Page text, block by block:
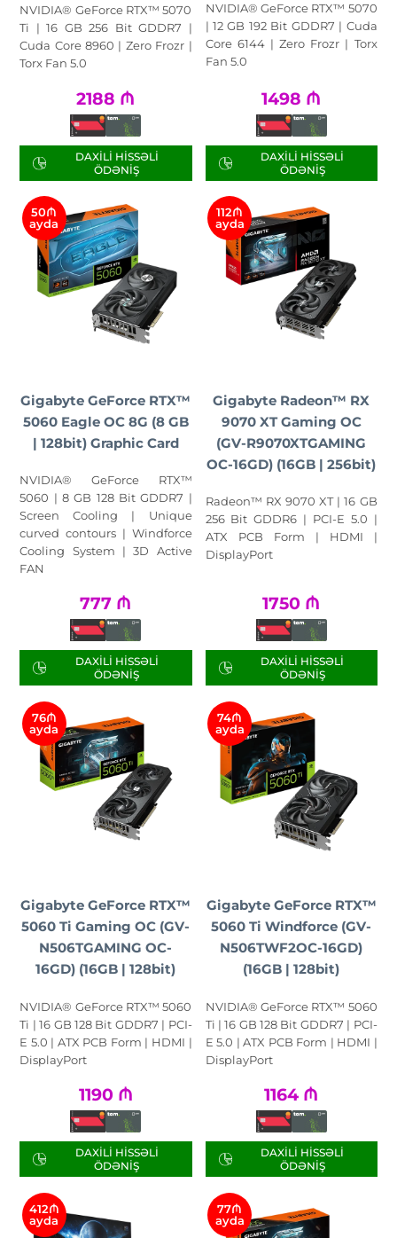
NVIDIA® GeForce RTX™ 5070
Ti | 16 GB 256 Bit GDDR7 |
Cuda Core 8960 | Zero Frozr |
Torx Fan 5.0
2188 ₼
DAXILI HISSƏLI
ÖDƏNIŞ
NVIDIA® GeForce RTX™ 5070
| 12 GB 192 Bit GDDR7 | Cuda
Core 6144 | Zero Frozr | Torx
Fan 5.0
1498 ₼
DAXILI HISSƏLI
ÖDƏNIŞ
50₼
ayda
Gigabyte GeForce RTX™
5060 Eagle OC 8G (8 GB
| 128bit) Graphic Card
NVIDIA® GeForce RTX™
5060 | 8 GB 128 Bit GDDR7 |
Screen Cooling | Unique
curved contours | Windforce
Cooling System | 3D Active
FAN
777 ₼
DAXILI HISSƏLI
ÖDƏNIŞ
112₼
ayda
Gigabyte Radeon™ RX
9070 XT Gaming OC
(GV-R9070XTGAMING
OC-16GD) (16GB | 256bit)
Radeon™ RX 9070 XT | 16 GB
256 Bit GDDR6 | PCI-E 5.0 |
ATX PCB Form | HDMI |
DisplayPort
1750 ₼
DAXILI HISSƏLI
ÖDƏNIŞ
76₼
ayda
Gigabyte GeForce RTX™
5060 Ti Gaming OC (GV-
N506TGAMING OC-
16GD) (16GB | 128bit)
NVIDIA® GeForce RTX™ 5060
Ti | 16 GB 128 Bit GDDR7 | PCI-
E 5.0 | ATX PCB Form | HDMI |
DisplayPort
1190 ₼
DAXILI HISSƏLI
ÖDƏNIŞ
74₼
ayda
Gigabyte GeForce RTX™
5060 Ti Windforce (GV-
N506TWF2OC-16GD)
(16GB | 128bit)
NVIDIA® GeForce RTX™ 5060
Ti | 16 GB 128 Bit GDDR7 | PCI-
E 5.0 | ATX PCB Form | HDMI |
DisplayPort
1164 ₼
DAXILI HISSƏLI
ÖDƏNIŞ
412₼
ayda
77₼
ayda